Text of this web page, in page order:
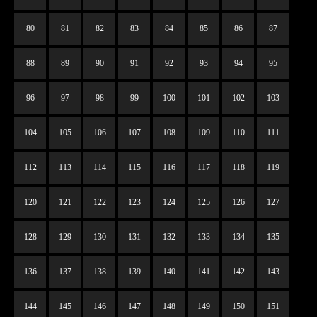
80 81 82 83 84 85 86 87
88 89 90 91 92 93 94 95
96 97 98 99 100 101 102 103
104 105 106 107 108 109 110 111
112 113 114 115 116 117 118 119
120 121 122 123 124 125 126 127
128 129 130 131 132 133 134 135
136 137 138 139 140 141 142 143
144 145 146 147 148 149 150 151